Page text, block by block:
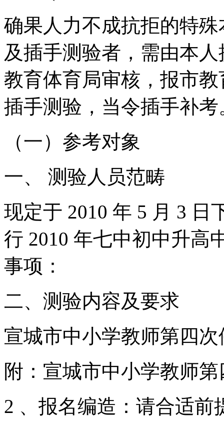
确果人力不成抗拒的特殊
及插手测验者，需由本
教育体育局审核，报市
插手测验，当令插手补考
（一）参考对象
一、 测验人员范畴
现定于 2010 年 5 月 3 日
行 2010 年七中初中升高
事项：
二、测验内容及要求
宣城市中小学教师第四
附：宣城市中小学教师
2 、报名编造：请合适